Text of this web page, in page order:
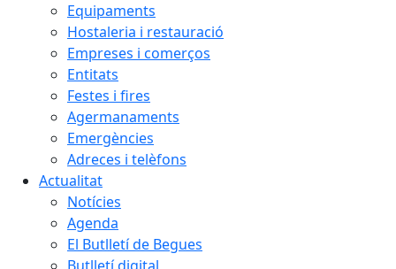
Equipaments
Hostaleria i restauració
Empreses i comerços
Entitats
Festes i fires
Agermanaments
Emergències
Adreces i telèfons
Actualitat
Notícies
Agenda
El Butlletí de Begues